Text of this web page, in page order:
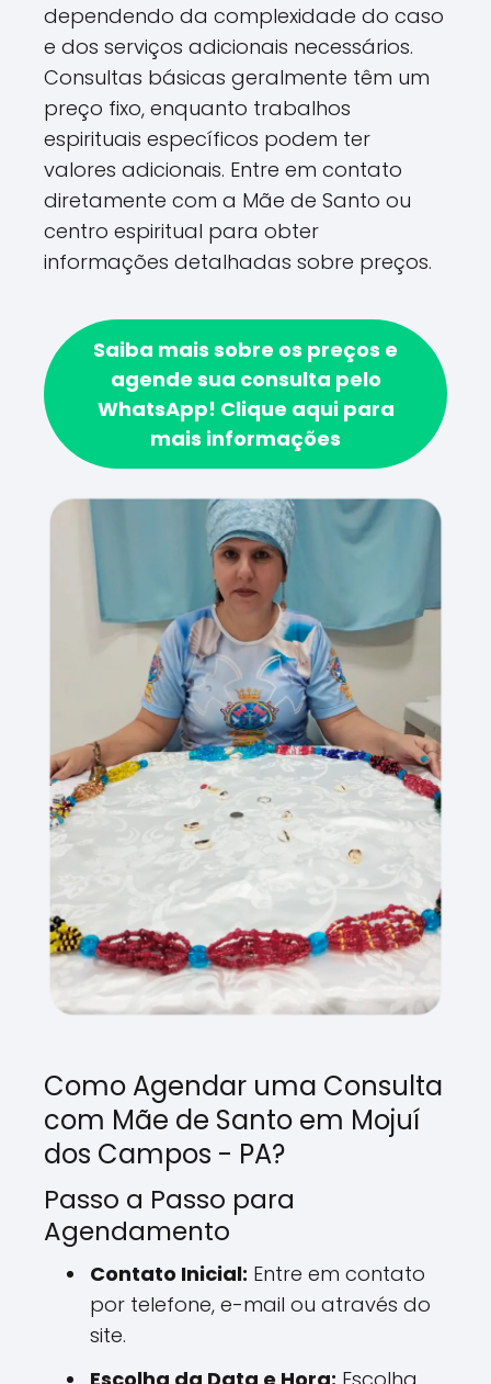
dependendo da complexidade do caso
e dos serviços adicionais necessários.
Consultas básicas geralmente têm um
preço fixo, enquanto trabalhos
espirituais específicos podem ter
valores adicionais. Entre em contato
diretamente com a Mãe de Santo ou
centro espiritual para obter
informações detalhadas sobre preços.
Saiba mais sobre os preços e
agende sua consulta pelo
WhatsApp! Clique aqui para
mais informações
Como Agendar uma Consulta
com Mãe de Santo em Mojuí
dos Campos - PA?
Passo a Passo para
Agendamento
Contato Inicial: Entre em contato
por telefone, e-mail ou através do
site.